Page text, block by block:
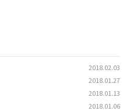
2018.02.03
2018.01.27
2018.01.13
2018.01.06